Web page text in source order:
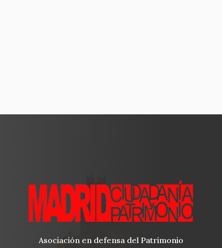
Asociación en defensa del Patrimonio